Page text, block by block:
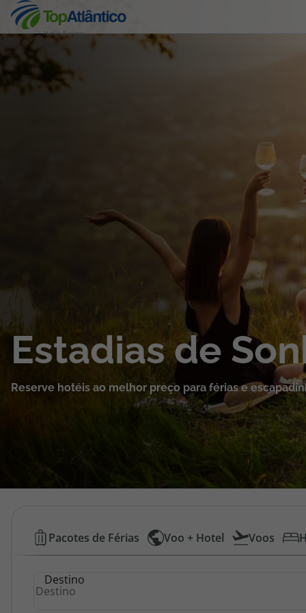
Hotéis Baratos
Destinos
Pacotes de Férias
Cruzeiros
Promoções
Área de Cliente
Estadias de
Reserve hotéis ao melhor preço para férias e
Hotéis
Baratos
Pacotes de Férias Voo + Hotel Voos
Destino